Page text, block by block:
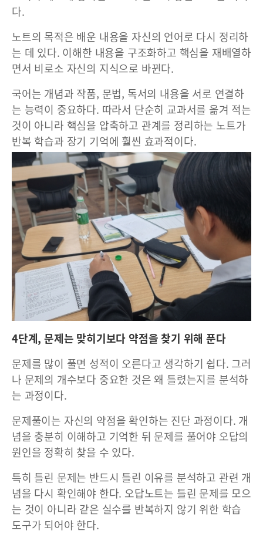
다.
노트의 목적은 배운 내용을 자신의 언어로 다시 정리하
는 데 있다. 이해한 내용을 구조화하고 핵심을 재배열하
면서 비로소 자신의 지식으로 바뀐다.
국어는 개념과 작품, 문법, 독서의 내용을 서로 연결하
는 능력이 중요하다. 따라서 단순히 교과서를 옮겨 적는
것이 아니라 핵심을 압축하고 관계를 정리하는 노트가
반복 학습과 장기 기억에 훨씬 효과적이다.
4단계, 문제는 맞히기보다 약점을 찾기 위해 푼다
문제를 많이 풀면 성적이 오른다고 생각하기 쉽다. 그러
나 문제의 개수보다 중요한 것은 왜 틀렸는지를 분석하
는 과정이다.
문제풀이는 자신의 약점을 확인하는 진단 과정이다. 개
념을 충분히 이해하고 기억한 뒤 문제를 풀어야 오답의
원인을 정확히 찾을 수 있다.
특히 틀린 문제는 반드시 틀린 이유를 분석하고 관련 개
념을 다시 확인해야 한다. 오답노트는 틀린 문제를 모으
는 것이 아니라 같은 실수를 반복하지 않기 위한 학습
도구가 되어야 한다.